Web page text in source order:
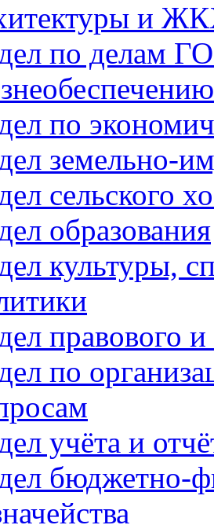
и
по делам
по
земельно-
сельского
образования
культуры,
правового
по
учёта и
бюджетно-